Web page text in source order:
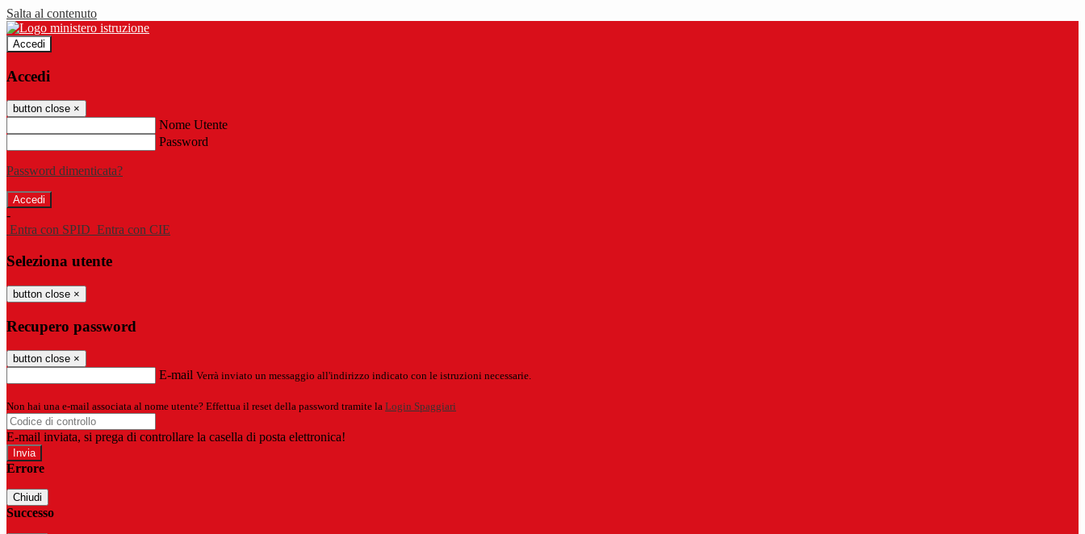
Salta al contenuto
Accedi
Accedi
button close ×
Nome Utente
Password
Password dimenticata?
-
Entra con SPID Entra con CIE
Seleziona utente
button close ×
Recupero password
button close ×
E-mail Verrà inviato un messaggio all'indirizzo indicato con le istruzioni necessarie.
Non hai una e-mail associata al nome utente? Effettua il reset della password tramite la Login Spaggiari
E-mail inviata, si prega di controllare la casella di posta elettronica!
Errore
Chiudi
Successo